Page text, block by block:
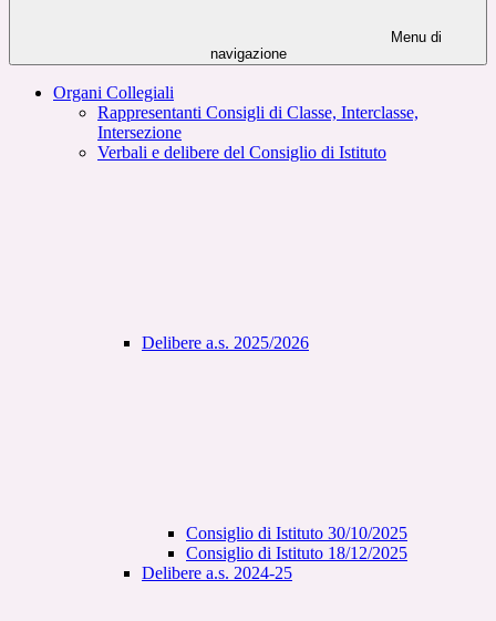
Menu di
navigazione
Organi Collegiali
Rappresentanti Consigli di Classe, Interclasse,
Intersezione
Verbali e delibere del Consiglio di Istituto
Delibere a.s. 2025/2026
Consiglio di Istituto 30/10/2025
Consiglio di Istituto 18/12/2025
Delibere a.s. 2024-25